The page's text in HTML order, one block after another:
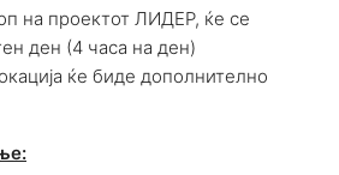
на проектот ЛИДЕР, ќе се
ден (4 часа на ден)
ќе биде дополнително